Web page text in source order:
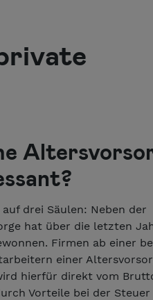
drei Säulen: Neben der
hat über die letzten
Firmen ab einer
einer
hierfür direkt vom
Vorteile bei der Steuer